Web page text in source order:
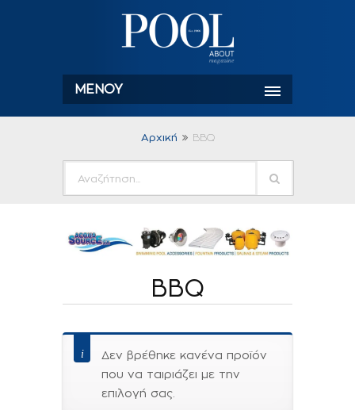
ΜΕΝΟΎ
Αρχική BBQ
BBQ
Δεν βρέθηκε κανένα προϊόν
που να ταιριάζει με την
επιλογή σας.